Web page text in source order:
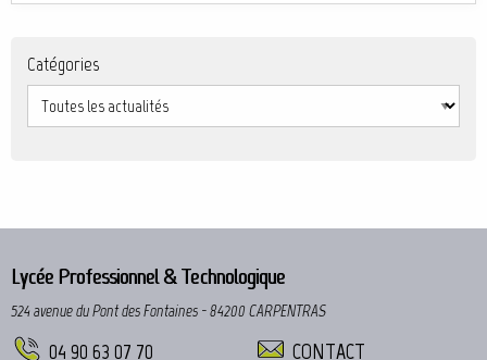
Catégories
Lycée Professionnel & Technologique
524 avenue du Pont des Fontaines - 84200 CARPENTRAS
04 90 63 07 70 CONTACT